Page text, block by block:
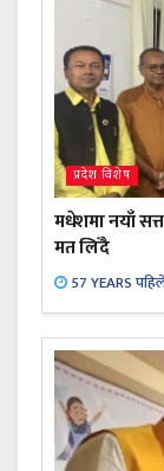
प्रदेश विशेष
मधेशमा नयाँ
मत लिँदै
57 YEARS